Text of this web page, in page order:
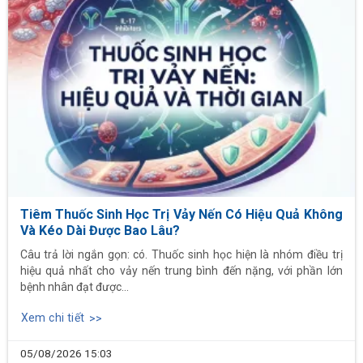
Tiêm Thuốc Sinh Học Trị Vảy Nến Có Hiệu Quả Không
Và Kéo Dài Được Bao Lâu?
Câu trả lời ngắn gọn: có. Thuốc sinh học hiện là nhóm điều trị
hiệu quả nhất cho vảy nến trung bình đến nặng, với phần lớn
bệnh nhân đạt được...
Xem chi tiết
05/08/2026 15:03